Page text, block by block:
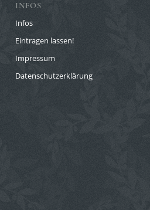
INFOS
Infos
Eintragen lassen!
Impressum
Datenschutzerklärung